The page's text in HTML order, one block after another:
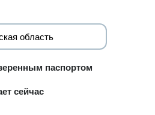
паспортом
сейчас